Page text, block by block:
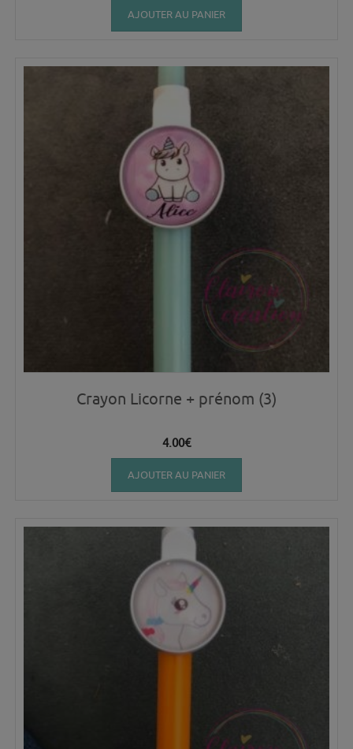
AJOUTER AU PANIER
Crayon Licorne + prénom (3)
4.00€
AJOUTER AU PANIER